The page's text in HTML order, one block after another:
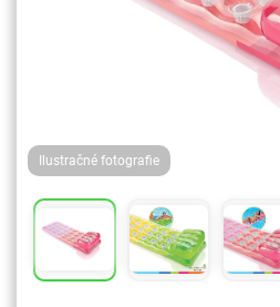
Ilustračné fotografie